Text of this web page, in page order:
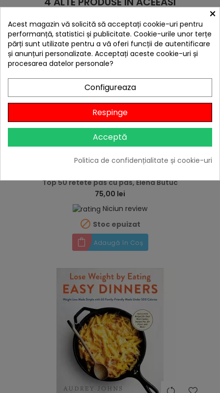
Top 50 retete pas cu pas, Elena Butuc
75,00 lei
Niciun review
 Stoc epuizat
Adaugă în Coș
×
Acest magazin vă solicită să acceptați cookie-uri pentru
performanță, statistici și publicitate. Cookie-urile unor terțe
părți sunt utilizate pentru a vă oferi funcții de autentificare
și anunțuri personalizate. Acceptați aceste cookie-uri și
procesarea datelor personale?
Configureaza
Respinge
Acceptă
Politica de confidențialitate și cookie-uri